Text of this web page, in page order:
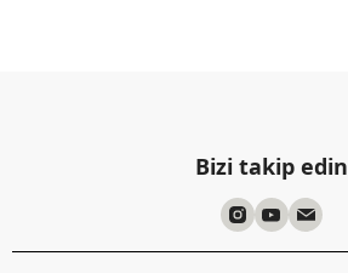
Bizi takip edin